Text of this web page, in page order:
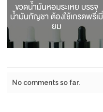
ขวดน้ำมันหอมระเหย บรรจุ
น้ำมันกัญชา ต้องใช้เกรดพรีเมี่
ยม
No comments so far.